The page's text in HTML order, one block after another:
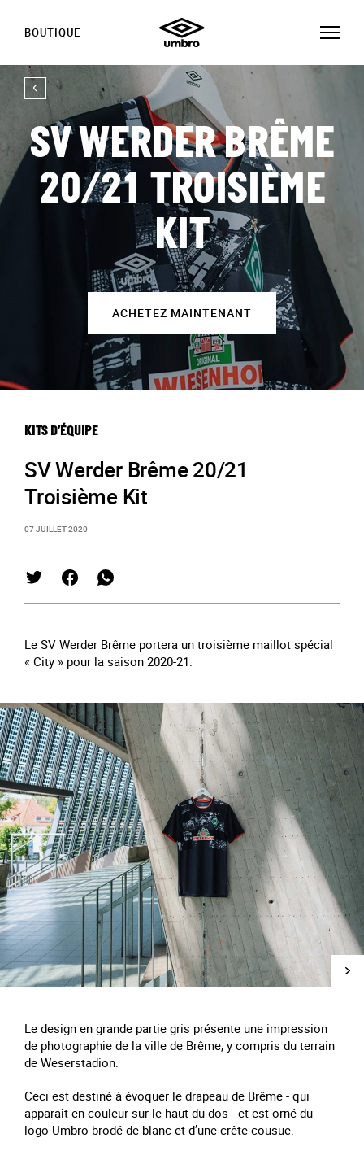
BOUTIQUE
SV WERDER BRÊME
20/21 TROISIÈME
KIT
ACHETEZ MAINTENANT
KITS D’ÉQUIPE
SV Werder Brême 20/21
Troisième Kit
07 JUILLET 2020
Le SV Werder Brême portera un troisième maillot spécial
« City » pour la saison 2020-21.
Le design en grande partie gris présente une impression
de photographie de la ville de Brême, y compris du terrain
de Weserstadion.
Ceci est destiné à évoquer le drapeau de Brême - qui
apparaît en couleur sur le haut du dos - et est orné du
logo Umbro brodé de blanc et d’une crête cousue.